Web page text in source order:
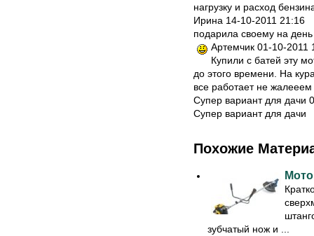
нагрузку и расход
Ирина 14-10-2011 21:16
подарила своему на
Артемчик 01-10-2011
Купили с батей эту
до этого времени. На
все работает не жалееем
Супер вариант для дачи
Супер вариант для дачи
Похожие
зубчатый нож и ...